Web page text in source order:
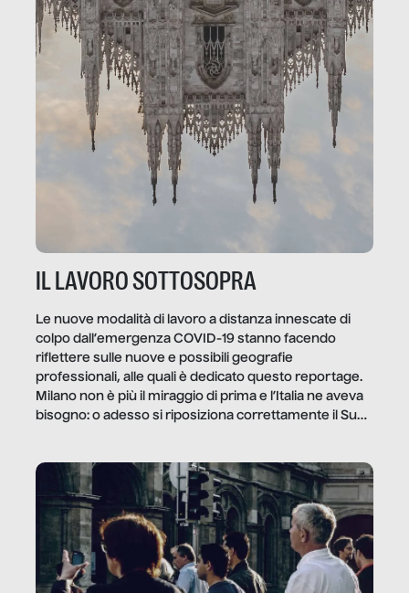
IL LAVORO SOTTOSOPRA
Le nuove modalità di lavoro a distanza innescate di
colpo dall’emergenza COVID-19 stanno facendo
riflettere sulle nuove e possibili geografie
professionali, alle quali è dedicato questo reportage.
Milano non è più il miraggio di prima e l’Italia ne aveva
bisogno: o adesso si riposiziona correttamente il Sud